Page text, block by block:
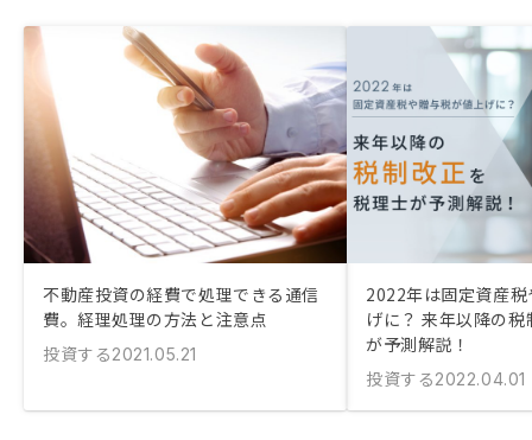
不動産投資の経費で処理できる通信
費。経理処理の方法と注意点
投資する2021.05.21
2022年は固定資産
げに？ 来年以降の
が予測解説！
投資する2022.04.01